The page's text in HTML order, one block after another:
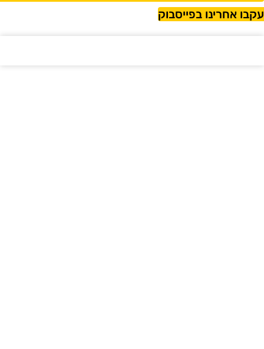
אחרינו בפייסבוק